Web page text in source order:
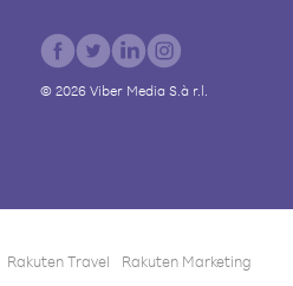
© 2026Viber Media S.à r.l.
Rakuten Travel Rakuten Marketing